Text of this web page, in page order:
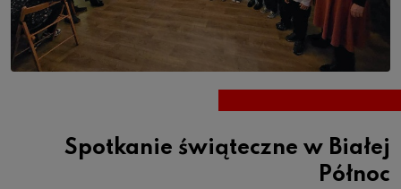
Spotkanie świąteczne w Białej
Północ